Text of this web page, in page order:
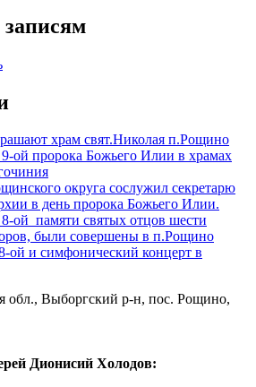
храм свят.Николая п.Рощино
ой пророка Божьего Илии в храмах
округа сослужил секретарю
в день пророка Божьего Илии.
ой памяти святых отцов шести
были совершены в п.Рощино
ой и симфонический концерт в
обл., Выборгский р-н, пос. Рощино,
Дионисий Холодов: